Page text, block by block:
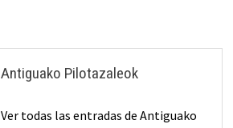
Antiguako Pilotazaleok
Ver todas las entradas de Antiguako